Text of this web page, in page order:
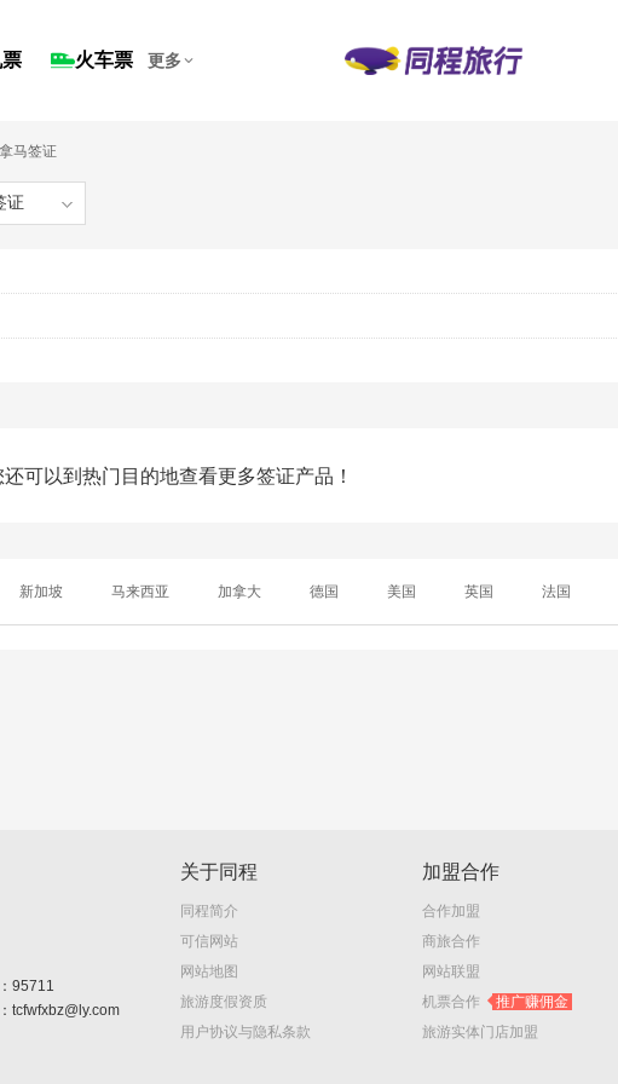
火车票 更多
马签证
证
可以到热门目的地查看更多签证产品！
新加坡 马来西亚 加拿大 德国 美国 英国 法国
95711
tcfwfxbz@ly.com
关于同程
同程简介
可信网站
网站地图
旅游度假资质
用户协议与隐私条款
加盟合作
合作加盟
商旅合作
网站联盟
机票合作
推广赚佣金
旅游实体门店加盟